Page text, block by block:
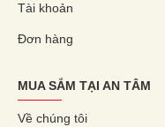
Tài khoản
Đơn hàng
MUA SẮM TẠI AN TÂM
Về chúng tôi